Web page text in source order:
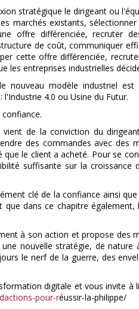
stratégique le dirigeant ou
marchés existants,
offre différenciée, recruter
de coût, communiquer
cette offre différenciée,
les entreprises industrielles
nouveau modèle industriel
l'Industrie 4.0 ou Usine du Futur.
vient de la conviction du
des commandes avec des
le client a acheté. Pour se
suffisante sur la croissance
clé de la confiance ainsi
dans ce chapitre également,
à son action et propose des
nouvelle stratégie, de
le nerf de la guerre, des
digitale et vous invite à
pour-réussir-la-philippe/